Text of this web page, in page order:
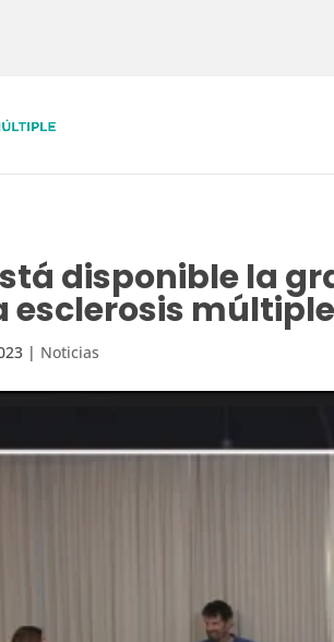
disponible la
esclerosis múltiple
| Noticias